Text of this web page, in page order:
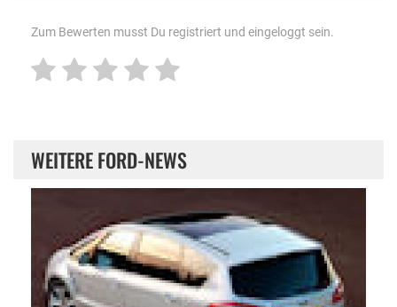
Zum Bewerten musst Du registriert und eingeloggt sein.
WEITERE FORD-NEWS